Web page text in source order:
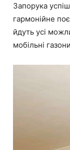
Запорука
гармонійне
йдуть усі
мобільні